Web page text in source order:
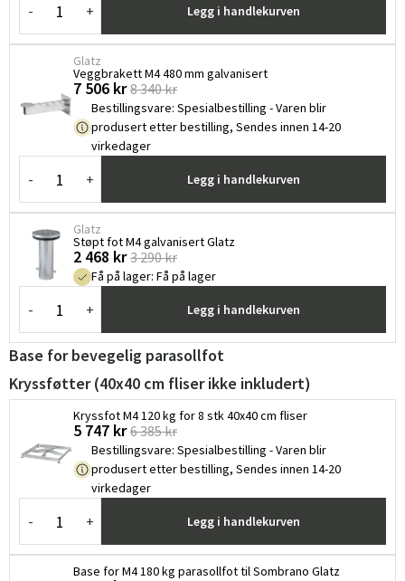
- + Legg i handlekurven
Glatz
Veggbrakett M4 480 mm galvanisert
7 506 kr 8 340 kr
Bestillingsvare: Spesialbestilling - Varen blir
produsert etter bestilling, Sendes innen 14-20
virkedager
- + Legg i handlekurven
Glatz
Støpt fot M4 galvanisert Glatz
2 468 kr 3 290 kr
Få på lager: Få på lager
- + Legg i handlekurven
Base for bevegelig parasollfot
Kryssføtter (40x40 cm fliser ikke inkludert)
Kryssfot M4 120 kg for 8 stk 40x40 cm fliser
5 747 kr 6 385 kr
Bestillingsvare: Spesialbestilling - Varen blir
produsert etter bestilling, Sendes innen 14-20
virkedager
- + Legg i handlekurven
Base for M4 180 kg parasollfot til Sombrano Glatz